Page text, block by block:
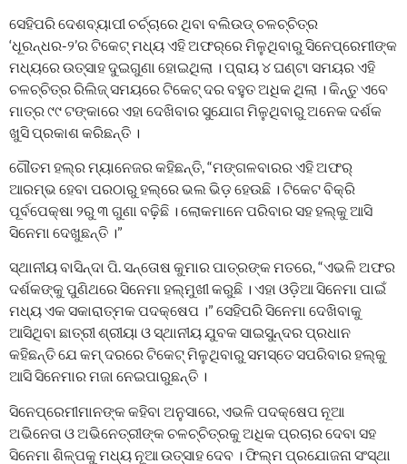
ସେହିପରି ଦେଶବ୍ୟାପୀ ଚର୍ଚ୍ଚାରେ ଥିବା ବଲିଉଡ୍ ଚଳଚ୍ଚିତ୍ର
‘ଧୂରନ୍ଧର-୨’ର ଟିକେଟ୍ ମଧ୍ୟ ଏହି ଅଫର୍‌ରେ ମିଳୁଥିବାରୁ ସିନେପ୍ରେମୀଙ୍କ
ମଧ୍ୟରେ ଉତ୍ସାହ ଦୁଇଗୁଣା ହୋଇଥିଲା । ପ୍ରାୟ ୪ ଘଣ୍ଟା ସମୟର ଏହି
ଚଳଚ୍ଚିତ୍ର ରିଲିଜ୍ ସମୟରେ ଟିକେଟ୍ ଦର ବହୁତ ଅଧିକ ଥିଲା । କିନ୍ତୁ ଏବେ
ମାତ୍ର ୯୯ ଟଙ୍କାରେ ଏହା ଦେଖିବାର ସୁଯୋଗ ମିଳୁଥିବାରୁ ଅନେକ ଦର୍ଶକ
ଖୁସି ପ୍ରକାଶ କରିଛନ୍ତି ।
ଗୌତମ ହଲ୍‌ର ମ୍ୟାନେଜର କହିଛନ୍ତି, “ମଙ୍ଗଳବାରର ଏହି ଅଫର୍
ଆରମ୍ଭ ହେବା ପରଠାରୁ ହଲ୍‌ରେ ଭଲ ଭିଡ଼ ହେଉଛି । ଟିକେଟ ବିକ୍ରି
ପୂର୍ବପେକ୍ଷା ୨ରୁ ୩ ଗୁଣା ବଢ଼ିଛି । ଲୋକମାନେ ପରିବାର ସହ ହଲ୍‌କୁ ଆସି
ସିନେମା ଦେଖୁଛନ୍ତି ।”
ସ୍ଥାନୀୟ ବାସିନ୍ଦା ପି. ସନ୍ତୋଷ କୁମାର ପାତ୍ରଙ୍କ ମତରେ, “ଏଭଳି ଅଫର
ଦର୍ଶକଙ୍କୁ ପୁଣିଥରେ ସିନେମା ହଲ୍‌ମୁଖୀ କରୁଛି । ଏହା ଓଡ଼ିଆ ସିନେମା ପାଇଁ
ମଧ୍ୟ ଏକ ସକାରାତ୍ମକ ପଦକ୍ଷେପ ।” ସେହିପରି ସିନେମା ଦେଖିବାକୁ
ଆସିଥିବା ଛାତ୍ରୀ ଶ୍ରୀୟା ଓ ସ୍ଥାନୀୟ ଯୁବକ ସାଇସୁନ୍ଦର ପ୍ରଧାନ
କହିଛନ୍ତି ଯେ କମ୍ ଦରରେ ଟିକେଟ୍ ମିଳୁଥିବାରୁ ସମସ୍ତେ ସପରିବାର ହଲ୍‌କୁ
ଆସି ସିନେମାର ମଜା ନେଇପାରୁଛନ୍ତି ।
ସିନେପ୍ରେମୀମାନଙ୍କ କହିବା ଅନୁସାରେ, ଏଭଳି ପଦକ୍ଷେପ ନୂଆ
ଅଭିନେତା ଓ ଅଭିନେତ୍ରୀଙ୍କ ଚଳଚ୍ଚିତ୍ରକୁ ଅଧିକ ପ୍ରଚାର ଦେବା ସହ
ସିନେମା ଶିଳ୍ପକୁ ମଧ୍ୟ ନୂଆ ଉତ୍ସାହ ଦେବ । ଫିଲ୍ମ ପ୍ରଯୋଜନା ସଂସ୍ଥା